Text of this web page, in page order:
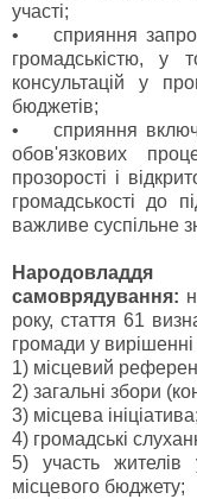
участі;
•
сприяння
громадськістю, у
консультацій у
бюджетів;
•
сприяння
обов'язкових
прозорості і
громадськості до
важливе суспільне
самоврядування:
року, стаття 61
громади у
1) місцевий
2) загальні збори
3) місцева ініціатива;
4) громадські
5) участь жителів
місцевого бюджету;